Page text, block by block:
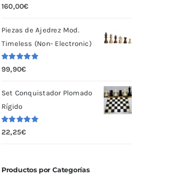
Valorado
con 5.00
160,00€
Piezas de Ajedrez Mod.
Timeless (Non- Electronic)
Valorado
con 5.00
99,90€
Set Conquistador Plomado
Rígido
Valorado
con
5.00
22,25€
Productos por Categorías